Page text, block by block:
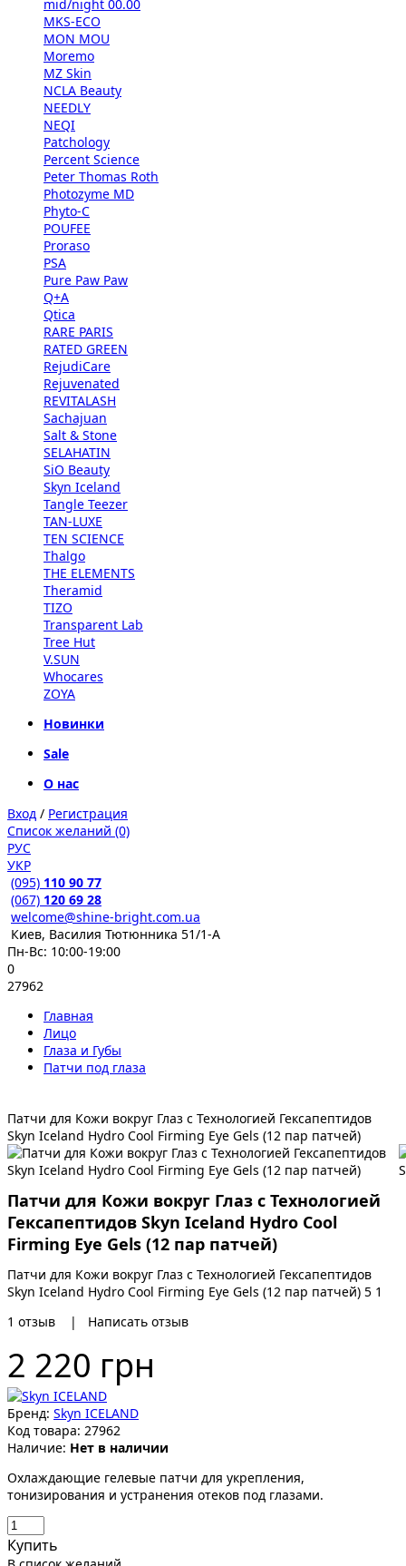
mid/night 00.00
MKS-ECO
MON MOU
Moremo
MZ Skin
NCLA Beauty
NEEDLY
NEQI
Patchology
Percent Science
Peter Thomas Roth
Photozyme MD
Phyto-C
POUFEE
Proraso
PSA
Pure Paw Paw
Q+A
Qtica
RARE PARIS
RATED GREEN
RejudiCare
Rejuvenated
REVITALASH
Sachajuan
Salt & Stone
SELAHATIN
SiO Beauty
Skyn Iceland
Tangle Teezer
TAN-LUXE
TEN SCIENCE
Thalgo
THE ELEMENTS
Theramid
TIZO
Transparent Lab
Tree Hut
V.SUN
Whocares
ZOYA
Новинки
Sale
О нас
Вход / Регистрация
Список желаний (0)
РУС
УКР
(095) 110 90 77
(067) 120 69 28
welcome@shine-bright.com.ua
Киев, Василия Тютюнника 51/1-А
Пн-Вс: 10:00-19:00
0
27962
Главная
Лицо
Глаза и Губы
Патчи под глаза
Патчи для Кожи вокруг Глаз с Технологией Гексапептидов
Skyn Iceland Hydro Cool Firming Eye Gels (12 пар патчей)
Патчи для Кожи вокруг Глаз с Технологией
Гексапептидов Skyn Iceland Hydro Cool
Firming Eye Gels (12 пар патчей)
Патчи для Кожи вокруг Глаз с Технологией Гексапептидов
Skyn Iceland Hydro Cool Firming Eye Gels (12 пар патчей) 5 1
1 отзыв | Написать отзыв
2 220 грн
Бренд: Skyn ICELAND
Код товара: 27962
Наличие: Нет в наличии
Охлаждающие гелевые патчи для укрепления,
тонизирования и устранения отеков под глазами.
Купить